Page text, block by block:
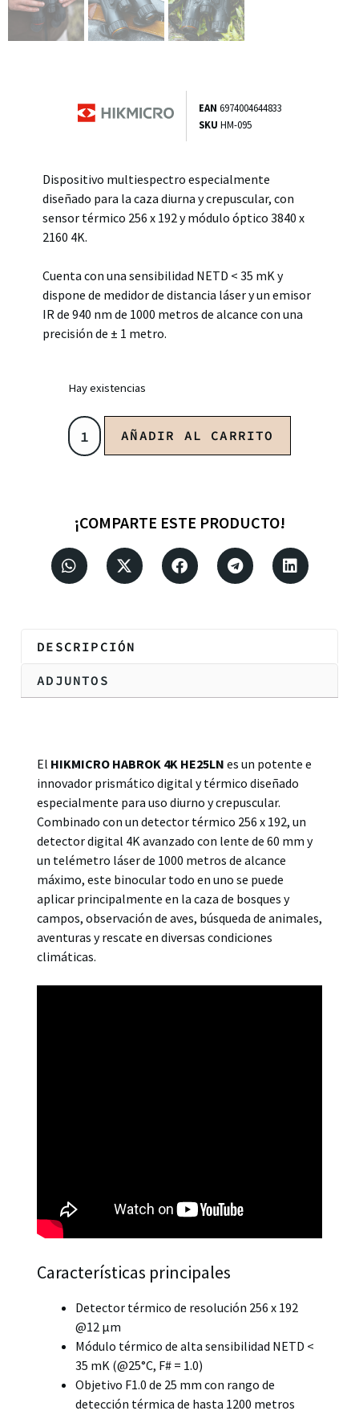
EAN 6974004644833
SKU HM-095
Dispositivo multiespectro especialmente
diseñado para la caza diurna y crepuscular, con
sensor térmico 256 x 192 y módulo óptico 3840 x
2160 4K.
Cuenta con una sensibilidad NETD < 35 mK y
dispone de medidor de distancia láser y un emisor
IR de 940 nm de 1000 metros de alcance con una
precisión de ± 1 metro.
Hay existencias
AÑADIR AL CARRITO
¡COMPARTE ESTE PRODUCTO!
DESCRIPCIÓN
ADJUNTOS
El HIKMICRO HABROK 4K HE25LN es un potente e
innovador prismático digital y térmico diseñado
especialmente para uso diurno y crepuscular.
Combinado con un detector térmico 256 x 192, un
detector digital 4K avanzado con lente de 60 mm y
un telémetro láser de 1000 metros de alcance
máximo, este binocular todo en uno se puede
aplicar principalmente en la caza de bosques y
campos, observación de aves, búsqueda de animales,
aventuras y rescate en diversas condiciones
climáticas.
Características principales
Detector térmico de resolución 256 x 192
@12 μm
Módulo térmico de alta sensibilidad NETD <
35 mK (@25°C, F# = 1.0)
Objetivo F1.0 de 25 mm con rango de
detección térmica de hasta 1200 metros